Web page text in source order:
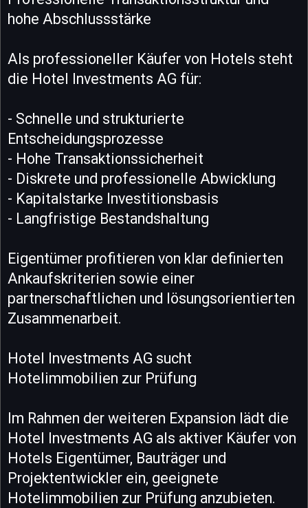
hohe Abschlussstärke
Als professioneller Käufer von Hotels steht
die Hotel Investments AG für:
- Schnelle und strukturierte
Entscheidungsprozesse
- Hohe Transaktionssicherheit
- Diskrete und professionelle Abwicklung
- Kapitalstarke Investitionsbasis
- Langfristige Bestandshaltung
Eigentümer profitieren von klar definierten
Ankaufskriterien sowie einer
partnerschaftlichen und lösungsorientierten
Zusammenarbeit.
Hotel Investments AG sucht
Hotelimmobilien zur Prüfung
Im Rahmen der weiteren Expansion lädt die
Hotel Investments AG als aktiver Käufer von
Hotels Eigentümer, Bauträger und
Projektentwickler ein, geeignete
Hotelimmobilien zur Prüfung anzubieten.